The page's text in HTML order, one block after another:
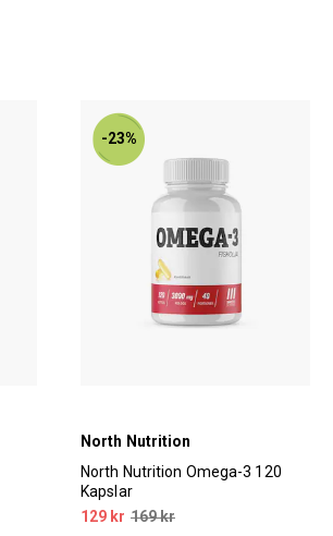
-23%
North Nutrition
North Nutrition Omega-3 120
Kapslar
129 kr 169 kr